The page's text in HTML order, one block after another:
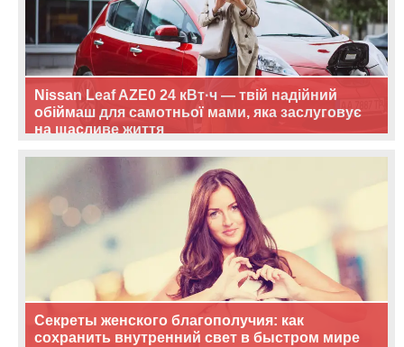
Nissan Leaf AZE0 24 кВт·ч — твій надійний
обіймаш для самотньої мами, яка заслуговує
на щасливе життя
Секреты женского благополучия: как
сохранить внутренний свет в быстром мире